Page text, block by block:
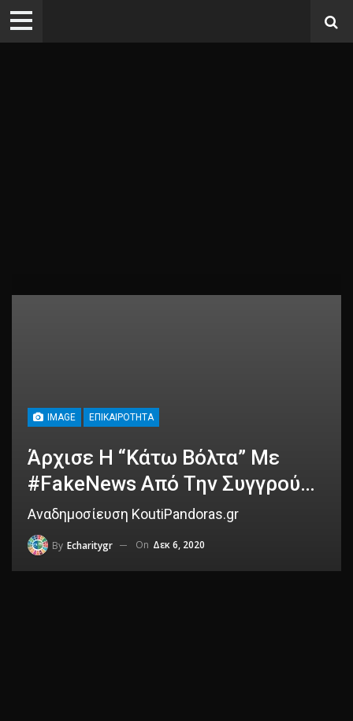
IMAGE ΕΠΙΚΑΙΡΌΤΗΤΑ
Άρχισε Η “Κάτω Βόλτα” Με
#FakeNews Από Την Συγγρού…
Αναδημοσίευση KoutiPandoras.gr
By Echaritygr On Δεκ 6, 2020